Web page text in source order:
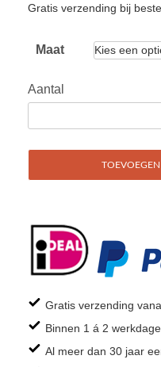
Gratis verzending bij
Maat
Aantal
Gratis verzending
Binnen 1 á 2
Al meer dan 30 jaar